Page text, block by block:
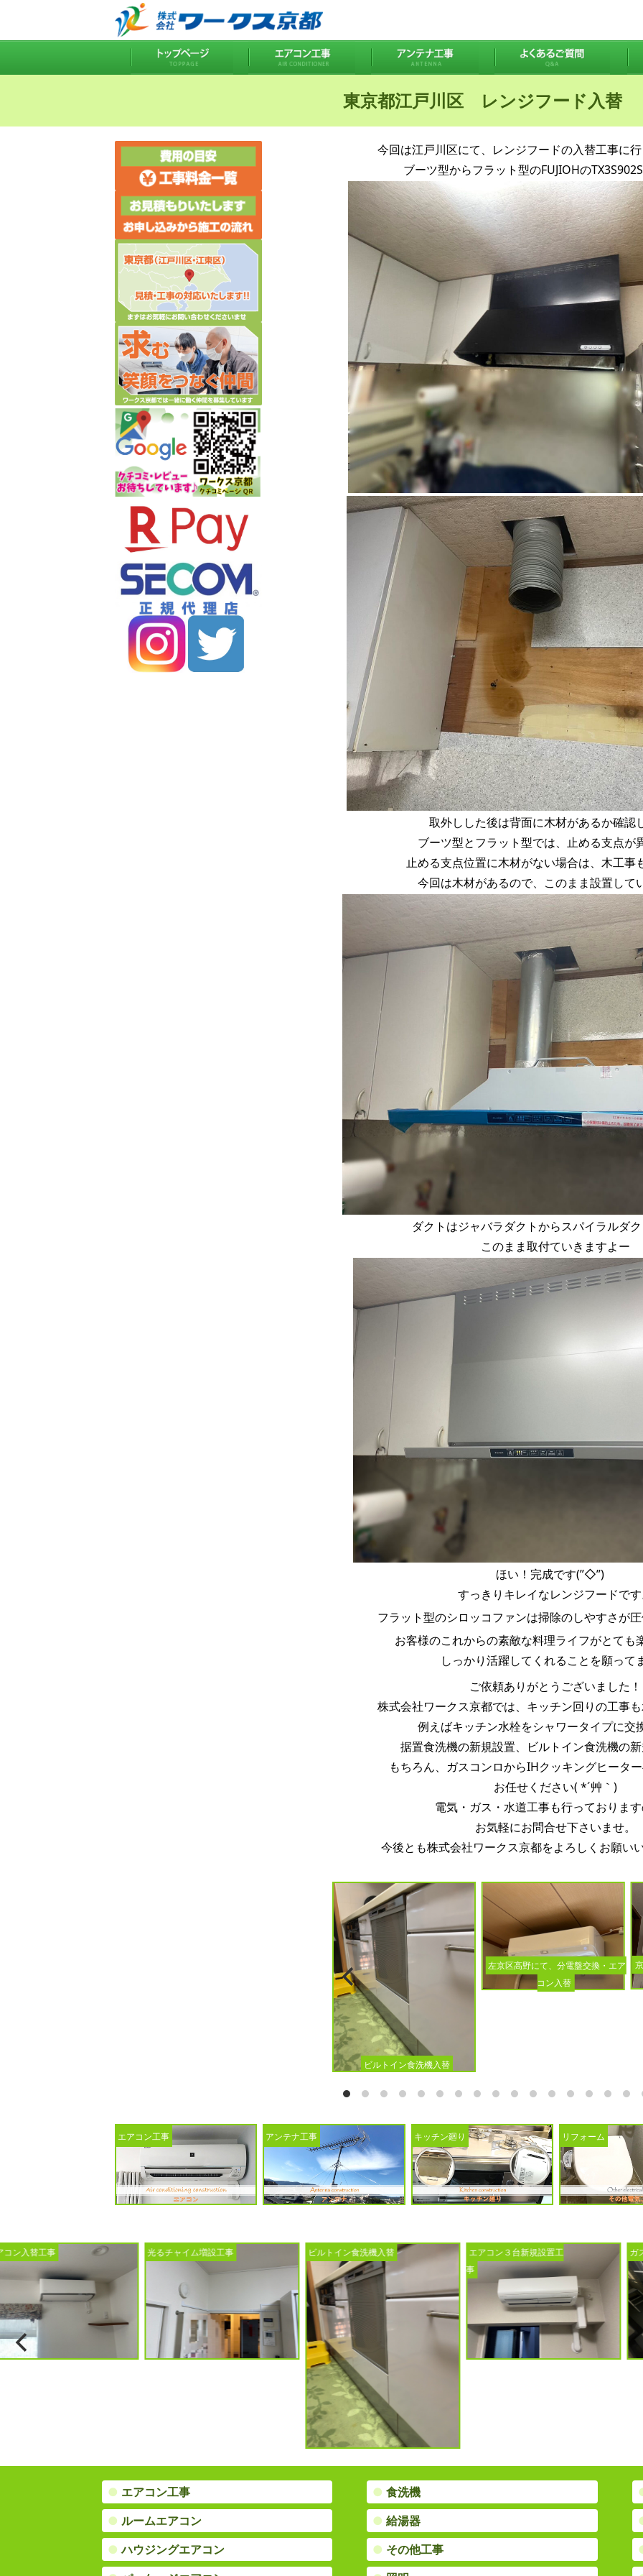
東京都江戸川区 レンジフード入替
今回は江戸川区にて、レンジフードの入替工事に
ブーツ型からフラット型のFUJIOHの
取外しした後は背面に木材があるか確認
ブーツ型とフラット型では、止める支点が
止める支点位置に木材がない場合は、木工事
今回は木材があるので、このまま設置して
ダクトはジャバラダクトからスパイラルダ
このまま取付ていきますよー
ほい！完成です(”◇”)ゞ
すっきりキレイなレンジフードで
フラット型のシロッコファンは掃除のしやすさが
お客様のこれからの素敵な料理ライフがとても
しっかり活躍してくれることを願って
ご依頼ありがとうございました！
株式会社ワークス京都では、キッチン回りの工事
例えばキッチン水栓をシャワータイプに交
据置食洗機の新規設置、ビルトイン食洗機の
もちろん、ガスコンロからIHクッキングヒータ
お任せください( *´艸｀)
電気・ガス・水道工事も行っておりま
お気軽にお問合せ下さいませ。
今後とも株式会社ワークス京都をよろしくお願い
左京区高野にて、分電盤交換・エア
コン入替
ビルトイン食洗機入替
エアコン工事 アンテナ工事 キッチン廻り リフォーム
るチャイム増設工事 ビルトイン食洗機入替
エアコン３台新規設置工
ガス給湯器入替工事
● エアコン工事
●ルームエアコン
●ハウジングエアコン
●食洗機
●給湯器
● その他工事